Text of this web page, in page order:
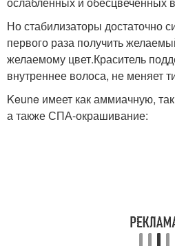
Но стабилизаторы достаточно
первого раза получить
желаемому цвет.Краситель
внутреннее волоса, не меняет
Keune имеет как аммиачную,
а также СПА-окрашивание: